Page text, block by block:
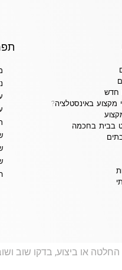
חדש
מקצוע באינסטלציה?
בבית בחכמה
או ביצוע, בדקו שוב